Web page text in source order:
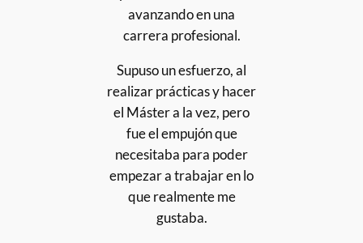
avanzando en una
carrera profesional.
Supuso un esfuerzo, al
realizar prácticas y hacer
el Máster a la vez, pero
fue el empujón que
necesitaba para poder
empezar a trabajar en lo
que realmente me
gustaba.